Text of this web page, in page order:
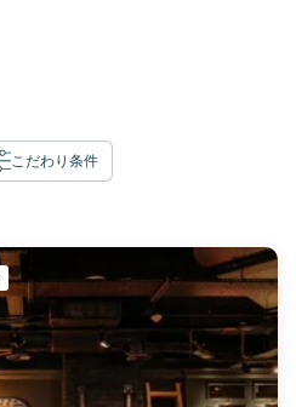
こだわり条件